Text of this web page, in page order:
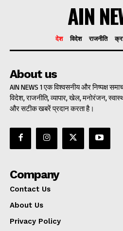
AIN
देश विदेश राजनीति
About us
AIN NEWS 1 एक विश्वसनीय और निष्पक्ष
विदेश, राजनीति, व्यापार, खेल, मनोरंजन,
और सटीक खबरें प्रदान करता है।
Company
Contact Us
About Us
Privacy Policy